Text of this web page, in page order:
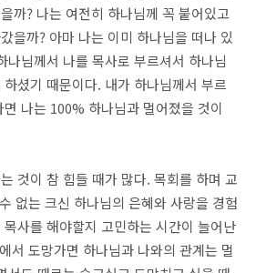
까? 나는 여전히 하나님께 꼭 붙어있고
을까? 아마 나는 이미 하나님을 떠나 있
나님께서 나를 목사로 부르셔서 하나님
셨기 때문이다. 내가 하나님께서 부르
나는 100% 하나님과 멀어졌을 것이
것이 참 힘들 때가 많다. 목회를 하며 교
없는 크신 하나님의 은혜와 사랑을 경험
사를 해야할지 고민하는 시간이 늘어난
서 도망가면 하나님과 나와의 관계는 멀